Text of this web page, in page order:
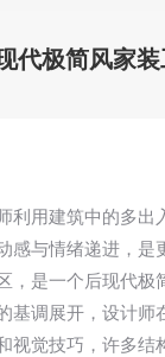
代极简风家
利用建筑中的多出
感与情绪递进，是
，是一个后现代极
基调展开，设计师
视觉技巧，许多结